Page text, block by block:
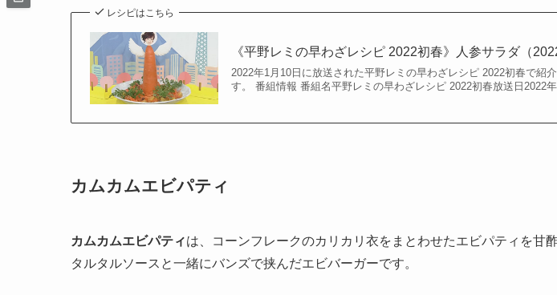
レシピはこちら
《平野レミの早わざレシピ 2022初春》人参サラダ（
2022年1月10日に放送された平野レミの早わざレシピ 2022初春で紹
す。 番組情報 番組名平野レミの早わざレシピ 2022初春放送日2022
カムカムエビパティ
カムカムエビパティは、コーンフレークのカリカリ衣をまとわせたエビパティを甘
タルタルソースと一緒にバンズで挟んだエビバーガーです。